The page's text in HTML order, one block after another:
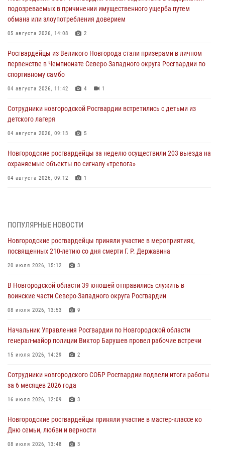
подозреваемых в причинении имущественного ущерба путем
обмана или злоупотребления доверием
05 августа 2026, 14:08 2
Росгвардейцы из Великого Новгорода стали призерами в личном
первенстве в Чемпионате Северо-Западного округа Росгвардии по
спортивному самбо
04 августа 2026, 11:42 4 1
Сотрудники новгородской Росгвардии встретились с детьми из
детского лагеря
04 августа 2026, 09:13 5
Новгородские росгвардейцы за неделю осуществили 203 выезда на
охраняемые объекты по сигналу «тревога»
04 августа 2026, 09:12 1
В Великом Новгороде сотрудники центра лицензионно-
разрешительной работы Росгвардии провели телефонную «горячую
30 июля 2026, 14:36 1
Новгородские росгвардейцы рассказали о службе детям из летнего
30 июля 2026, 08:40 5
Новгородские росгвардейцы задержали мужчину
Телесюжет в программе "Новгородское областное телевидение.
Новости часа." от 29 июля 2026 года. Новгородские призывники
29 июля 2026, 12:54 1
ПОПУЛЯРНЫЕ НОВОСТИ
Новгородские росгвардейцы приняли участие в мероприятиях,
посвященных 210-летию со дня смерти Г. Р. Державина
20 июля 2026, 15:12 3
В Новгородской области 39 юношей отправились служить в
воинские части Северо-Западного округа Росгвардии
08 июля 2026, 13:53 9
Начальник Управления Росгвардии по Новгородской области
генерал-майор полиции Виктор Барушев провел рабочие встречи
15 июля 2026, 14:29 2
Сотрудники новгородского СОБР Росгвардии подвели итоги работы
за 6 месяцев 2026 года
16 июля 2026, 12:09 3
Новгородские росгвардейцы приняли участие в мастер-классе ко
Дню семьи, любви и верности
08 июля 2026, 13:48 3